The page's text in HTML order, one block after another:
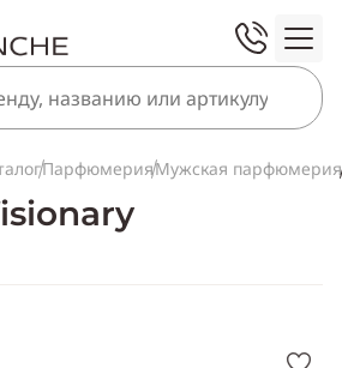
ПарфюмерияМужская парфюмерия